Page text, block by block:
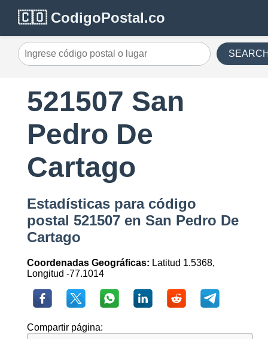
🇨🇴 CodigoPostal.co
521507 San
Pedro De
Cartago
Estadísticas para código
postal 521507 en San Pedro De
Cartago
Coordenadas Geográficas: Latitud 1.5368,
Longitud -77.1014
Compartir página: